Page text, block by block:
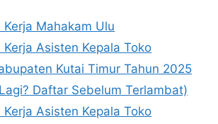
Mahakam Ulu
Asisten Kepala Toko
Kutai Timur Tahun 2025
Daftar Sebelum Terlambat)
Asisten Kepala Toko